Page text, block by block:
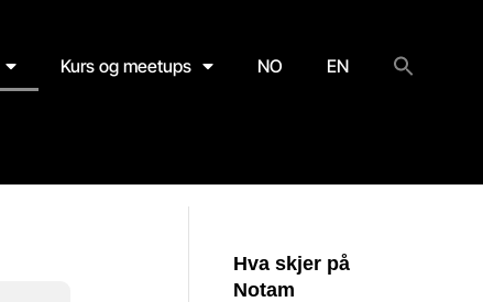
Kurs og meetups NO EN
Hva skjer på
Notam